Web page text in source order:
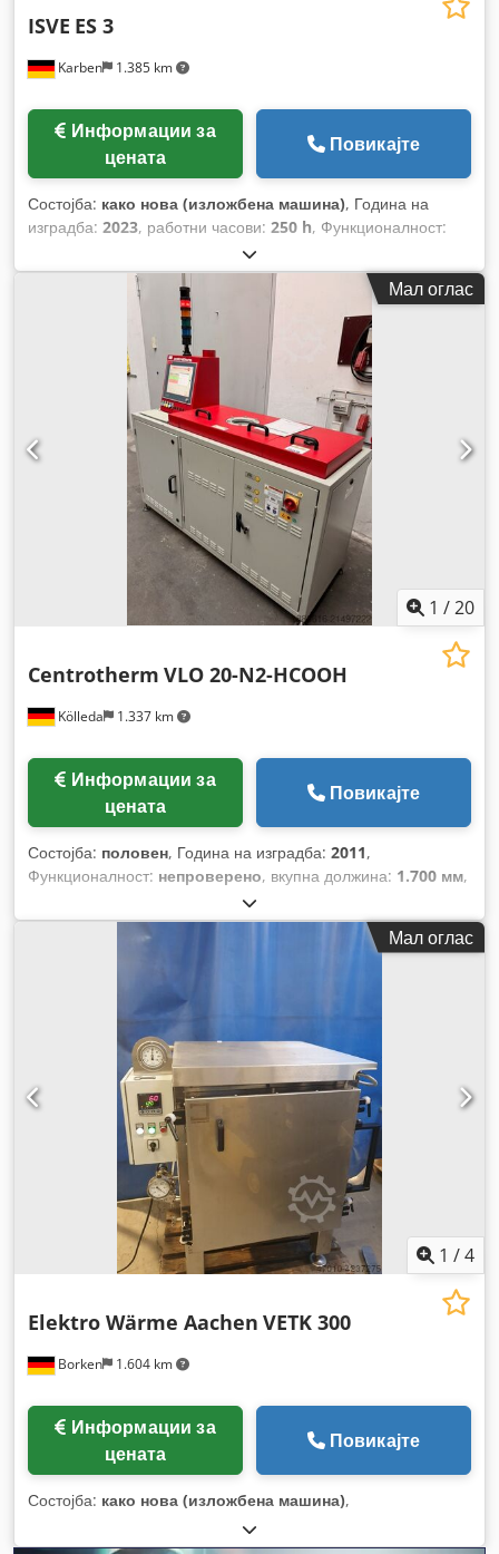
Karben 1.385 km
ISVE ES 3
цената
Повикајте
Состојба: како нова (изложбена машина), Година на
изградба: 2023, работни часови: 250 h, Функционалност:
Мал оглас
1 /20
Kölleda 1.337 km
Centrotherm VLO 20-N2-HCOOH
цената
Повикајте
Состојба: половен, Година на изградба: 2011,
Функционалност: непроверено, вкупна должина: 1.700 мм,
, вкупна ширина:
тежина:400 кг,
Мал оглас
1 /4
Borken 1.604 km
Elektro Wärme Aachen VETK 300
цената
Повикајте
Состојба: како нова (изложбена машина),